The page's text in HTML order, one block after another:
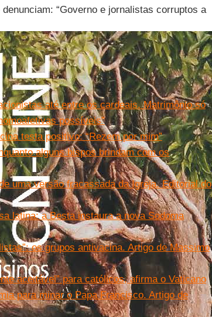
“Governo e jornalistas corruptos a
até entre os cardeais. Matrimônio só
possíveis”
testa positivo: “Rezem por mim”
alguns bispos brindam com os
uma versão fracassada da Igreja. Editorial do
latina: a Besta instaura a nova Sodoma
os grupos antivacina. Artigo de Massimo
aceitável” para católicos, afirma o Vaticano
para minar o Papa Francisco. Artigo de